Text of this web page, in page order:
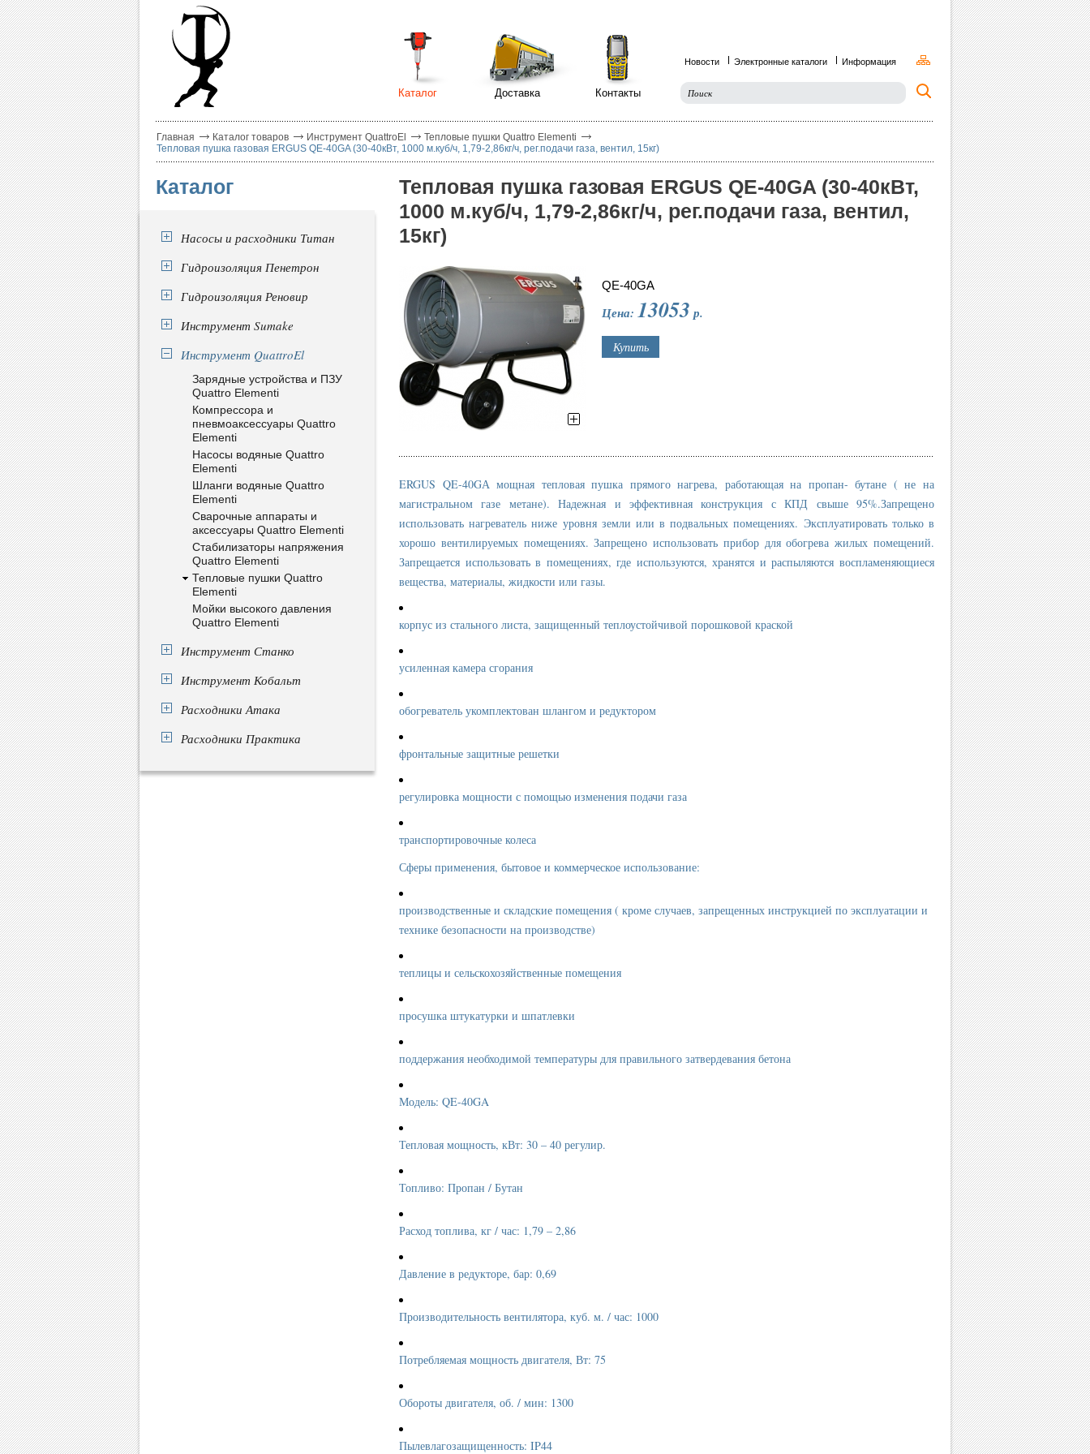
Каталог Доставка Контакты
Новости Электронные каталоги Информация
Главная Каталог товаров Инструмент QuattroEl
Тепловые пушки Quattro Elementi
Тепловая пушка газовая ERGUS QE-40GA (30-40кВт, 1000 м.куб/ч, 1,79-2,86кг/ч, рег.подачи газа, вентил, 15кг)
Каталог
Насосы и расходники Титан
Гидроизоляция Пенетрон
Гидроизоляция Реновир
Инструмент Sumake
Инструмент QuattroEl
Зарядные устройства и ПЗУ
Quattro Elementi
Компрессора и
пневмоаксессуары Quattro
Elementi
Насосы водяные Quattro
Elementi
Шланги водяные Quattro
Elementi
Сварочные аппараты и
аксессуары Quattro Elementi
Стабилизаторы напряжения
Quattro Elementi
Тепловые пушки Quattro
Elementi
Мойки высокого давления
Quattro Elementi
Инструмент Станко
Инструмент Кобальт
Расходники Атака
Расходники Практика
Тепловая пушка газовая ERGUS QE-40GA (30-40кВт,
1000 м.куб/ч, 1,79-2,86кг/ч, рег.подачи газа, вентил,
15кг)
QE-40GA
Цена: 13053 р.
ERGUS QE-40GА мощная тепловая пушка прямого нагрева, работающая на пропан- бутане ( не на
магистральном газе метане). Надежная и эффективная конструкция с КПД свыше 95%.Запрещено
использовать нагреватель ниже уровня земли или в подвальных помещениях. Эксплуатировать только в
хорошо вентилируемых помещениях. Запрещено использовать прибор для обогрева жилых помещений.
Запрещается использовать в помещениях, где используются, хранятся и распыляются воспламеняющиеся
вещества, материалы, жидкости или газы.
корпус из стального листа, защищенный теплоустойчивой порошковой краской
усиленная камера сгорания
обогреватель укомплектован шлангом и редуктором
фронтальные защитные решетки
регулировка мощности с помощью изменения подачи газа
транспортировочные колеса
Сферы применения, бытовое и коммерческое использование:
производственные и складские помещения ( кроме случаев, запрещенных инструкцией по эксплуатации и
технике безопасности на производстве)
теплицы и сельскохозяйственные помещения
просушка штукатурки и шпатлевки
поддержания необходимой температуры для правильного затвердевания бетона
Модель: QE-40GA
Тепловая мощность, кВт: 30 – 40 регулир.
Топливо: Пропан / Бутан
Расход топлива, кг / час: 1,79 – 2,86
Давление в редукторе, бар: 0,69
Производительность вентилятора, куб. м. / час: 1000
Потребляемая мощность двигателя, Вт: 75
Обороты двигателя, об. / мин: 1300
Пылевлагозащищенность: IP44